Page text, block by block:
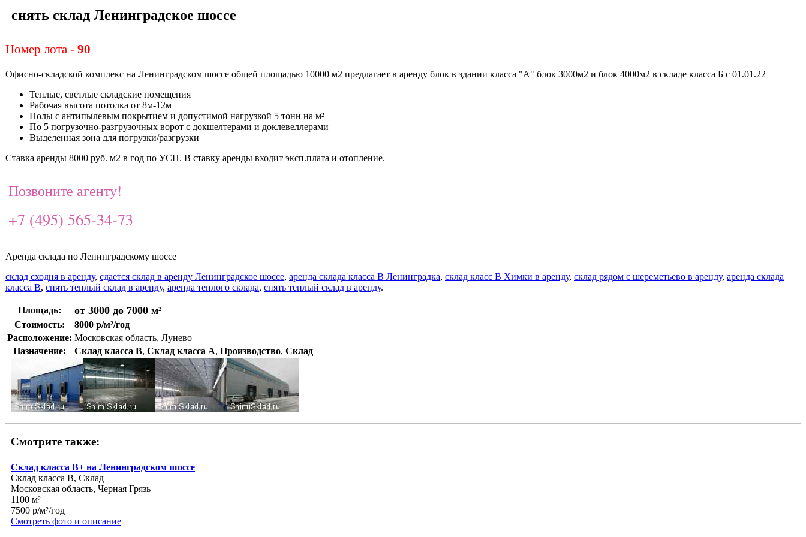
снять склад Ленинградское шоссе
Номер лота - 90
Офисно-складской комплекс на Ленинградском шоссе общей площадью 10000 м2 предлагает в аренду блок в здании класса "А" блок 3000м2 и блок 4000м2 в складе класса Б с 01.01.22
Теплые, светлые складские помещения
Рабочая высота потолка от 8м-12м
Полы с антипылевым покрытием и допустимой нагрузкой 5 тонн на м²
По 5 погрузочно-разгрузочных ворот с докшелтерами и доклевеллерами
Выделенная зона для погрузки/разгрузки
Ставка аренды 8000 руб. м2 в год по УСН. В ставку аренды входит эксп.плата и отопление.
Позвоните агенту!
+7 (495) 565-34-73
Аренда склада по Ленинградскому шоссе
склад сходня в аренду, сдается склад в аренду Ленинградское шоссе, аренда склада класса В Ленинградка, склад класс В Химки в аренду, склад рядом с шереметьево в аренду, аренда склада
класса В, снять теплый склад в аренду, аренда теплого склада, снять теплый склад в аренду.
Площадь: от 3000 до 7000 м²
Стоимость:
8000 р/м²/год
Расположение: Московская область, Лунево
Назначение:
Склад класса B, Склад класса A, Производство, Склад
Смотрите также:
Склад класса В+ на Ленинградском шоссе
Склад класса B, Склад
Московская область, Черная Грязь
1100 м²
7500 р/м²/год
Смотреть фото и описание